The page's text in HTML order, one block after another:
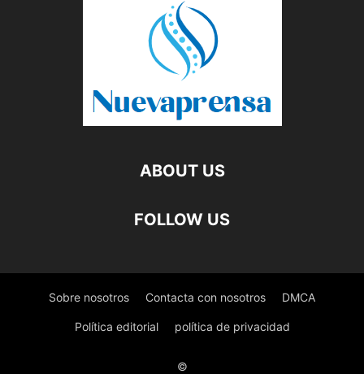
ABOUT US
FOLLOW US
Sobre nosotros Contacta con nosotros DMCA
Política editorial política de privacidad
©